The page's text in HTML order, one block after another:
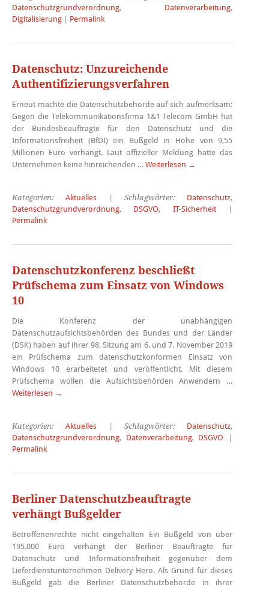
Datenschutzgrundverordnung, Datenverarbeitung,
Digitalisierung | Permalink
Datenschutz: Unzureichende
Authentifizierungsverfahren
Erneut machte die Datenschutzbehörde auf sich aufmerksam:
Gegen die Telekommunikationsfirma 1&1 Telecom GmbH hat
der Bundesbeauftragte für den Datenschutz und die
Informationsfreiheit (BfDI) ein Bußgeld in Höhe von 9,55
Millionen Euro verhängt. Laut offizieller Meldung hatte das
Unternehmen keine hinreichenden … Weiterlesen →
Kategorien:Aktuelles | Schlagwörter: Datenschutz,
Datenschutzgrundverordnung, DSGVO, IT-Sicherheit|
Permalink
Datenschutzkonferenz beschließt
Prüfschema zum Einsatz von Windows
10
Die Konferenz der unabhängigen
Datenschutzaufsichtsbehörden des Bundes und der Länder
(DSK) haben auf ihrer 98. Sitzung am 6. und 7. November 2019
ein Prüfschema zum datenschutzkonformen Einsatz von
Windows 10 erarbeitetet und veröffentlicht. Mit diesem
Prüfschema wollen die Aufsichtsbehörden Anwendern …
Weiterlesen →
Kategorien:Aktuelles | Schlagwörter: Datenschutz,
Datenschutzgrundverordnung, Datenverarbeitung, DSGVO |
Permalink
Berliner Datenschutzbeauftragte
verhängt Bußgelder
Betroffenenrechte nicht eingehalten Ein Bußgeld von über
195.000 Euro verhängt der Berliner Beauftragte für
Datenschutz und Informationsfreiheit gegenüber dem
Lieferdienstunternehmen Delivery Hero. Als Grund für dieses
Bußgeld gab die Berliner Datenschutzbehörde in ihrer